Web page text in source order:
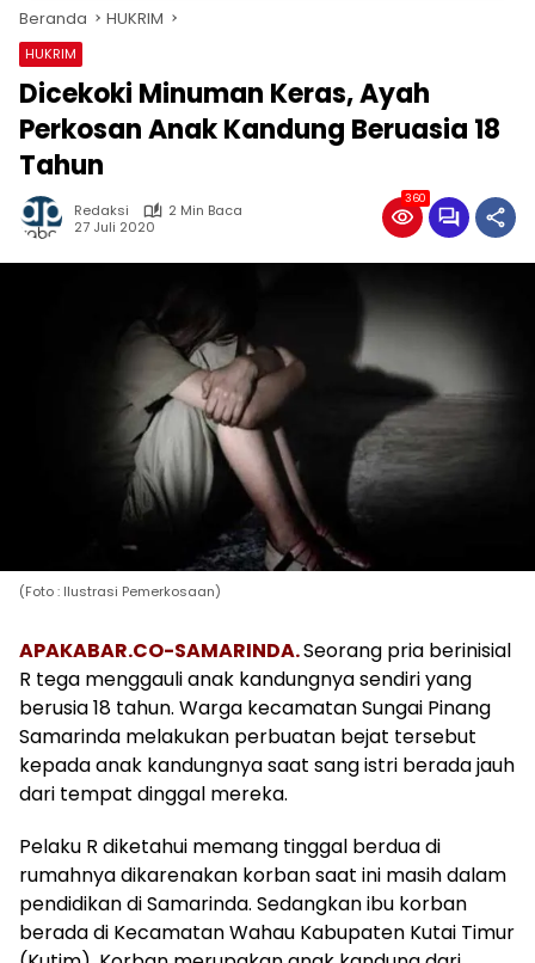
Beranda HUKRIM
HUKRIM
Dicekoki Minuman Keras, Ayah
Perkosan Anak Kandung Beruasia 18
Tahun
Redaksi
2 Min Baca
27 Juli 2020
360
(Foto : Ilustrasi Pemerkosaan)
APAKABAR.CO-SAMARINDA.Seorang pria berinisial
R tega menggauli anak kandungnya sendiri yang
berusia 18 tahun. Warga kecamatan Sungai Pinang
Samarinda melakukan perbuatan bejat tersebut
kepada anak kandungnya saat sang istri berada jauh
dari tempat dinggal mereka.
Pelaku R diketahui memang tinggal berdua di
rumahnya dikarenakan korban saat ini masih dalam
pendidikan di Samarinda. Sedangkan ibu korban
berada di Kecamatan Wahau Kabupaten Kutai Timur